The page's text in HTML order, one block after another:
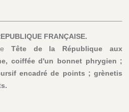
FRANÇAISE.
Tête de la République aux
coiffée d'un bonnet phrygien ;
encadré de points ; grènetis